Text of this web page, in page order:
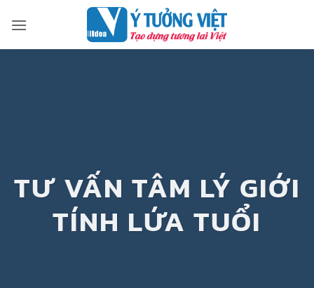
qua
TƯ VẤN TÂM LÝ GIỚI
TÍNH LỨA TUỔI